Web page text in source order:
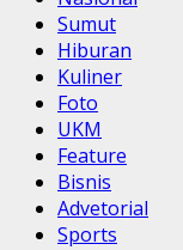
Sumut
Hiburan
Kuliner
Foto
UKM
Feature
Bisnis
Advetorial
Sports